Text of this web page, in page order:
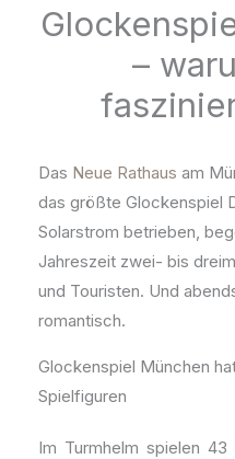
–
Das Neue Rathaus am
das größte Glockenspiel
Solarstrom betrieben,
Jahreszeit zwei- bis
und Touristen. Und
romantisch.
Glockenspiel München
Spielfiguren
Im Turmhelm spielen